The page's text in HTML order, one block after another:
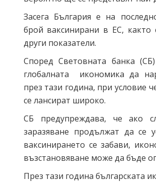
Засега България е на
брой ваксинирани в ЕС, както
други показатели.
Според Световната банка
глобалната икономика да
през тази година, при условие
се лансират широко.
СБ предупреждава, че ако
заразяване продължат да се
ваксинирането се забави,
възстановяване може да бъде
През тази година българската